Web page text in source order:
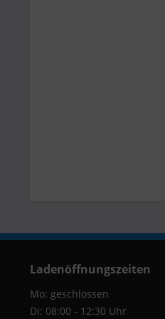
Ladenöffnungszeiten
Mo: geschlossen
Di: 08:00 - 12:30 Uhr